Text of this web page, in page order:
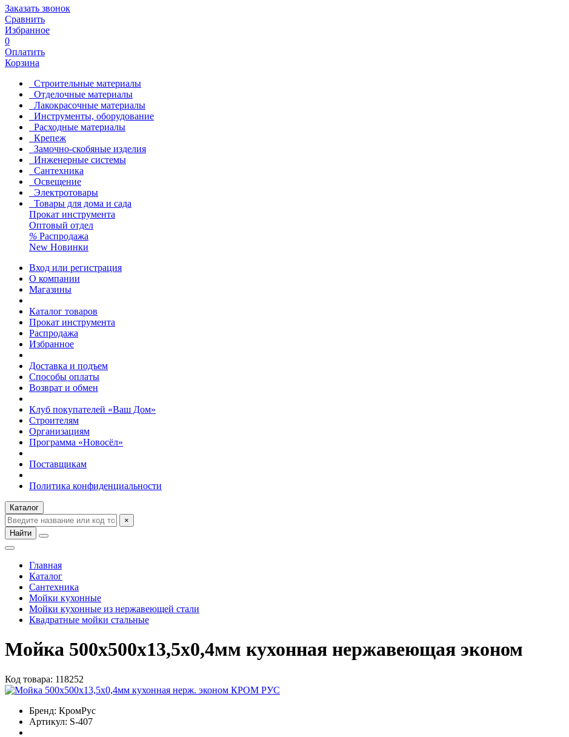
Заказать звонок
Сравнить
Избранное
0
Оплатить
Корзина
Строительные материалы
Отделочные материалы
Лакокрасочные материалы
Инструменты, оборудование
Расходные материалы
Крепеж
Замочно-скобяные изделия
Инженерные системы
Сантехника
Освещение
Электротовары
Товары для дома и сада
Прокат инструмента
Оптовый отдел
% Распродажа
New Новинки
Вход или регистрация
О компании
Магазины
Каталог товаров
Прокат инструмента
Распродажа
Избранное
Доставка и подъем
Способы оплаты
Возврат и обмен
Клуб покупателей «Ваш Дом»
Строителям
Организациям
Программа «Новосёл»
Поставщикам
Политика конфиденциальности
Каталог
×
Найти
Главная
Каталог
Сантехника
Мойки кухонные
Мойки кухонные из нержавеющей стали
Квадратные мойки стальные
Мойка 500х500х13,5х0,4мм кухонная нержавеющая эконом
Код товара: 118252
Бренд: КромРус
Артикул: S-407